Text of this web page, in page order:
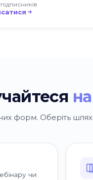
підписників
форм. Оберіть
чи